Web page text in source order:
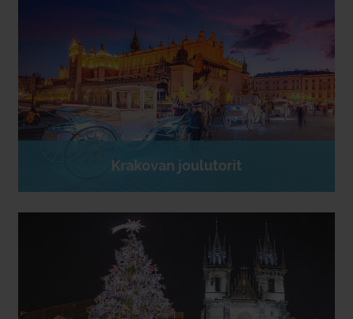
Krakovan joulutorit